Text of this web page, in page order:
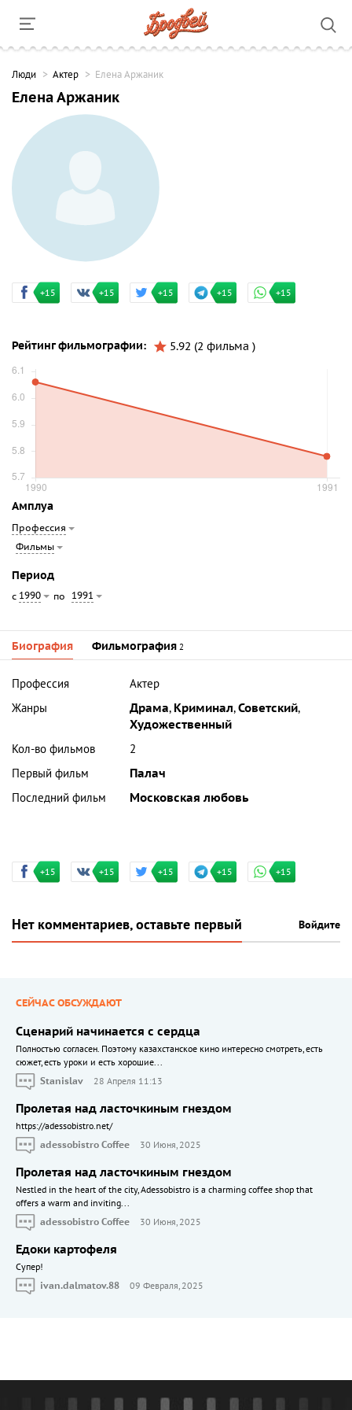
Люди Актер Елена Аржаник
Елена Аржаник
+15 +15 +15 +15 +15
Рейтинг фильмографии: 5.92 (2 фильма )
Амплуа
Профессия
Фильмы
Период
с 1990 по 1991
Биография Фильмография 2
Профессия
Актер
Жанры
Драма, Криминал,Советский,
Художественный
Кол-во фильмов
2
Первый фильм
Палач
Последний фильм
Московская любовь
+15 +15 +15 +15 +15
Нет комментариев, оставьте первый Войдите
СЕЙЧАС ОБСУЖДАЮТ
Сценарий начинается с сердца
Полностью согласен. Поэтому казахстанское кино интересно смотреть, есть
сюжет, есть уроки и есть хорошие...
Stanislav
28 Апреля 11:13
Пролетая над ласточкиным гнездом
https://adessobistro.net/
adessobistro Coffee
30 Июня, 2025
Пролетая над ласточкиным гнездом
Nestled in the heart of the city, Adessobistro is a charming coffee shop that
offers a warm and inviting...
adessobistro Coffee
30 Июня, 2025
Едоки картофеля
Cупер!
ivan.dalmatov.88
09 Февраля, 2025